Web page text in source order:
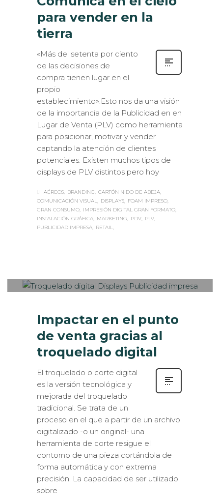
para vender en la
tierra
«Más del setenta por ciento
de las decisiones de
compra tienen lugar en el
propio
establecimiento».Esto nos da una visión
de la importancia de la Publicidad en en
Lugar de Venta (PLV) como herramienta
para posicionar, motivar y vender
captando la atención de clientes
potenciales. Existen muchos tipos de
displays de PLV distintos pero hoy
AÉREOS BRANDING
CARTÓN NIDO DE ABEJA
COMUNICACIÓN VISUAL
DISPLAYS
FOAM IMPRESO
GRAN CONSUMO
IMPRESIÓN DIGITAL GRAN FORMATO
INSTALACIÓN GRÁFICA
MARKETING PDV
PLV
PUBLICIDAD IMPRESA
RETAIL
Impactar en el punto
de venta gracias al
troquelado digital
El troquelado o corte digital
es la versión tecnológica y
mejorada del troquelado
tradicional. Se trata de un
proceso en el que a partir de un archivo
digitalizado -o un original- una
herramienta de corte resigue el
contorno de una pieza cortándola de
forma automática y con extrema
precisión. La capacidad de ser utilizado
sobre